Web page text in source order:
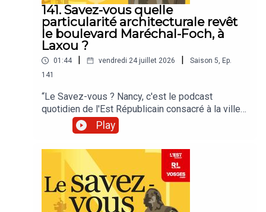
141. Savez-vous quelle
particularité architecturale revêt
le boulevard Maréchal-Foch, à
Laxou ?
01:44 vendredi 24 juillet 2026 Saison 5, Ep.
141
“Le Savez-vous ? Nancy, c'est le podcast
quotidien de l'Est Républicain consacré à la ville
et à tout ce que vous ignorez sur elle.Un podcast
raconté par Jean-Marie Russe basé sur les
articles réalisés par la rédaction locale de Nancy.”
Play